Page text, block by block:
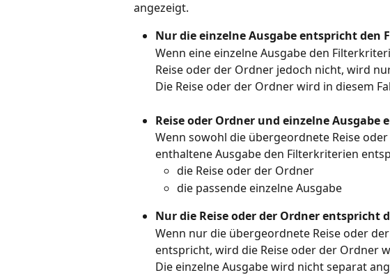
angezeigt.
Nur die einzelne Ausgabe entspricht den
Wenn eine einzelne Ausgabe den
Reise oder der Ordner jedoch nicht, wird
Die Reise oder der Ordner wird in diesem
Reise oder Ordner und einzelne
Wenn sowohl die übergeordnete Reise
enthaltene Ausgabe den Filterkriterien
die Reise oder der Ordner
die passende einzelne Ausgabe
Nur die Reise oder der Ordner entspricht
Wenn nur die übergeordnete Reise oder
entspricht, wird die Reise oder der Ordner
Die einzelne Ausgabe wird nicht separat